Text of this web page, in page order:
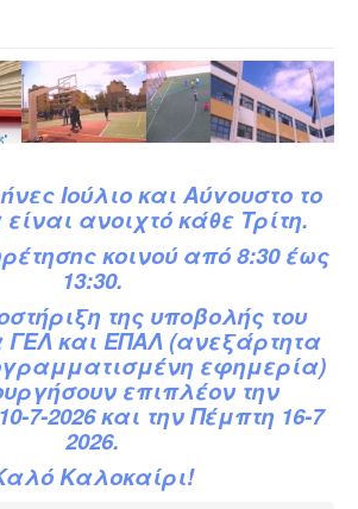
Ιούλιο και Αύγουστο το
ανοιχτό κάθε Τρίτη.
κοινού από 8:30 έως
13:30.
της υποβολής του
και ΕΠΑΛ (ανεξάρτητα
εφημερία)
επιπλέον την
7-2026 και την Πέμπτη 16-7
2026.
Καλοκαίρι!